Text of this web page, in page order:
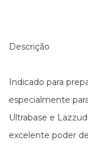
Descrição
Indicado para
especialmente
Ultrabase e
excelente poder